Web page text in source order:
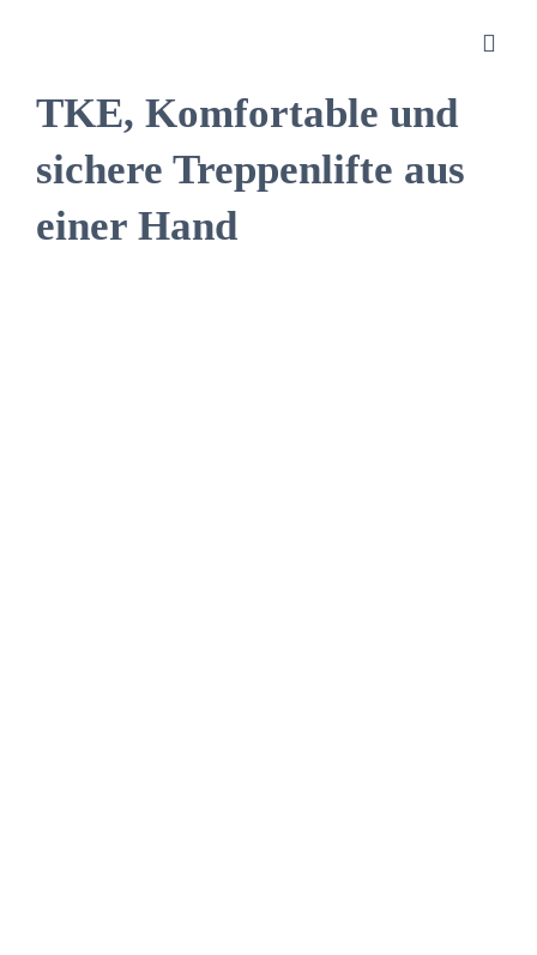
Orthopädietechnik
TKE, Komfortable und
sichere Treppenlifte aus
einer Hand